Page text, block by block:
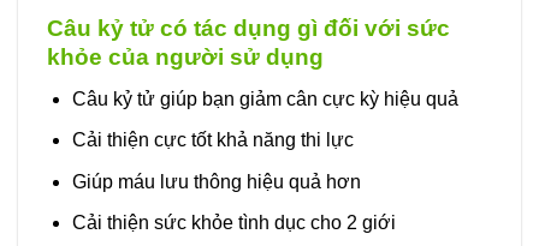
Câu kỷ tử có tác dụng gì đối với sức
khỏe của người sử dụng
Câu kỷ tử giúp bạn giảm cân cực kỳ hiệu quả
Cải thiện cực tốt khả năng thi lực
Giúp máu lưu thông hiệu quả hơn
Cải thiện sức khỏe tình dục cho 2 giới